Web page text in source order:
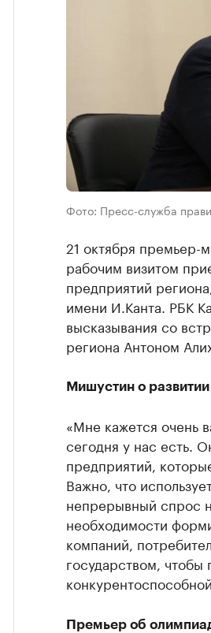
Фото: Пресс-служба
21 октября
рабочим визитом
предприятий
имени И.Канта. РБК
высказывания со
региона Антоном
Мишустин о
«Мне кажется очень
сегодня у нас есть.
предприятий,
Важно, что
непрерывный спрос
необходимости
компаний,
государством, чтобы
Премьер об